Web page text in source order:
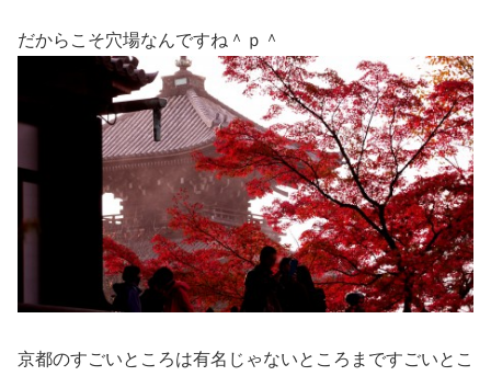
だからこそ穴場なんですね＾ｐ＾
京都のすごいところは有名じゃないところまですごいとこ